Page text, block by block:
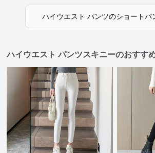
ハイウエスト パンツのショートパ
ハイウエスト パンツスキニーのおすす